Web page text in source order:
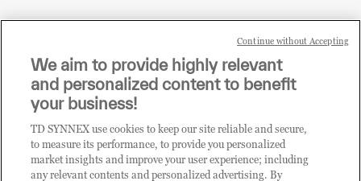
Sei un rivenditore di tecnologia e desideri acquistare
i prodotti o le soluzioni trattate sul blog?
CLICCA QUI E DIVENTA
CLIENTE TD SYNNEX
We aim to provide highly relevant
and personalized content to benefit
your business!
TD SYNNEX use cookies to keep our site reliable and secure,
to measure its performance, to provide you personalized
market insights and improve your user experience; including
any relevant contents and personalized advertising. By
Continue without Accepting